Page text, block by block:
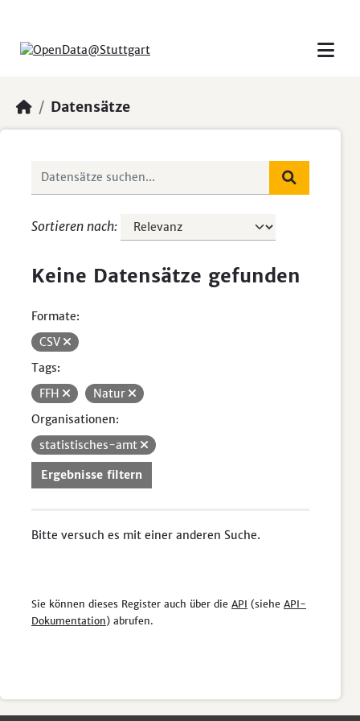
Datensätze
Sortieren nach
Keine Datensätze gefunden
Formate:
CSV
Tags:
FFH
Natur
Organisationen:
statistisches-amt
Ergebnisse filtern
Bitte versuch es mit einer anderen Suche.
Sie können dieses Register auch über die API (siehe API-
Dokumentation) abrufen.